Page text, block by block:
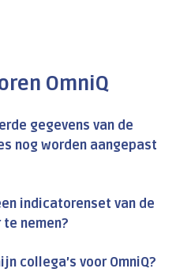
OmniQ
gegevens van de
nog worden aangepast
indicatorenset van de
nemen?
collega’s voor OmniQ?